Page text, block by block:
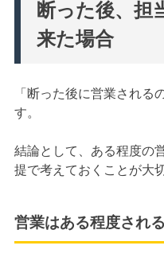
断った後、担
来た場合
「断った後に営業され
す。
結論として、ある程度の
提で考えておくことが大切
営業はある程度され